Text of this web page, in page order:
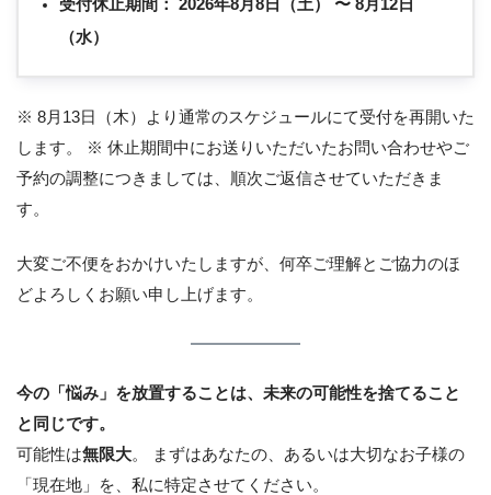
受付休止期間：
2026年8月8日（土） 〜 8月12日
（水）
※ 8月13日（木）より通常のスケジュールにて受付を再開いた
します。 ※ 休止期間中にお送りいただいたお問い合わせやご
予約の調整につきましては、順次ご返信させていただきま
す。
大変ご不便をおかけいたしますが、何卒ご理解とご協力のほ
どよろしくお願い申し上げます。
今の「悩み」を放置することは、未来の可能性を捨てること
と同じです。
可能性は無限大。 まずはあなたの、あるいは大切なお子様の
「現在地」を、私に特定させてください。